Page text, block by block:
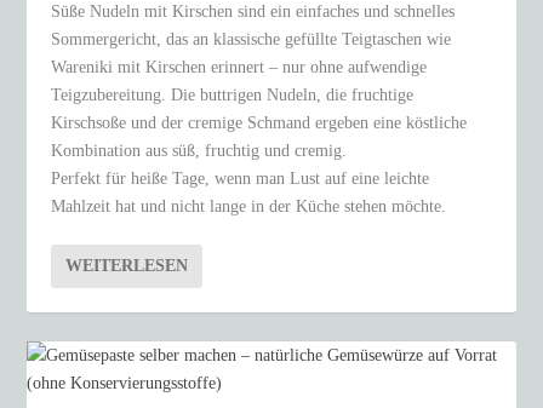
Süße Nudeln mit Kirschen sind ein einfaches und schnelles
Sommergericht, das an klassische gefüllte Teigtaschen wie
Wareniki mit Kirschen erinnert – nur ohne aufwendige
Teigzubereitung. Die buttrigen Nudeln, die fruchtige
Kirschsoße und der cremige Schmand ergeben eine köstliche
Kombination aus süß, fruchtig und cremig.
Perfekt für heiße Tage, wenn man Lust auf eine leichte
Mahlzeit hat und nicht lange in der Küche stehen möchte.
WEITERLESEN